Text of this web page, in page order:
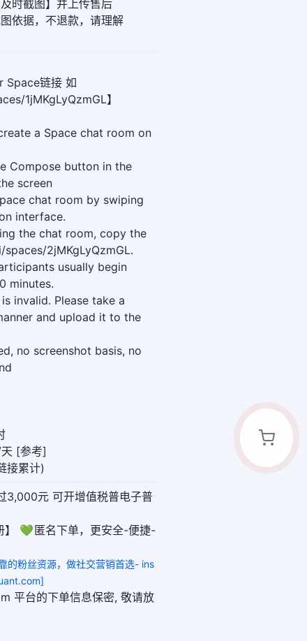
时截图】并上传售后
依据，不退款，请理解
Space链接 如
1jMKgLyQzmGL】
a Space chat room on
Compose button in the
screen
chat room by swiping
interface.
the chat room, copy the
2jMKgLyQzmGL.
usually begin
minutes.
invalid. Please take a
and upload it to the
no screenshot basis, no
[参考]
接累计)
3,000元 可开增值税普电子普
💚 匿名下单，更安全-便捷-
的粉丝资源，做社交营销首选- ins
平台的下单信息保密, 敬请放